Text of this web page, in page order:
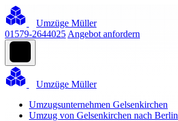
Umzüge Müller
01579-2644025 Angebot anfordern
Umzüge Müller
Umzugsunternehmen Gelsenkirchen
Umzug von Gelsenkirchen nach Berlin